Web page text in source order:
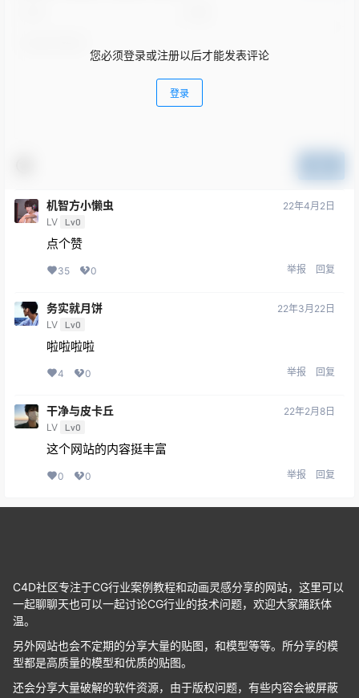
您必须登录或注册以后才能发表评论
登录
机智方小懒虫
LV Lv0
22年4月2日
点个赞
35 0 举报 回复
务实就月饼
LV Lv0
22年3月22日
啦啦啦啦
4 0 举报 回复
干净与皮卡丘
LV Lv0
22年2月8日
这个网站的内容挺丰富
0 0 举报 回复
C4D社区专注于CG行业案例教程和动画灵感分享的网站，这里可以
一起聊聊天也可以一起讨论CG行业的技术问题，欢迎大家踊跃体
温。
另外网站也会不定期的分享大量的贴图，和模型等等。所分享的模
型都是高质量的模型和优质的贴图。
还会分享大量破解的软件资源，由于版权问题，有些内容会被屏蔽